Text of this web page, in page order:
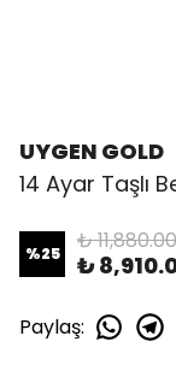
UYGEN GOLD
14 Ayar Taşlı
%25 ₺ 11,880.00
₺
Paylaş: